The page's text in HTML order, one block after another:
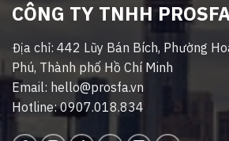
CÔNG TY TNHH
Địa chỉ: 442 Lũy Bán Bích, Phường
Phú, Thành phố Hồ Chí Minh
Email: hello@prosfa.vn
Hotline: 0907.018.834